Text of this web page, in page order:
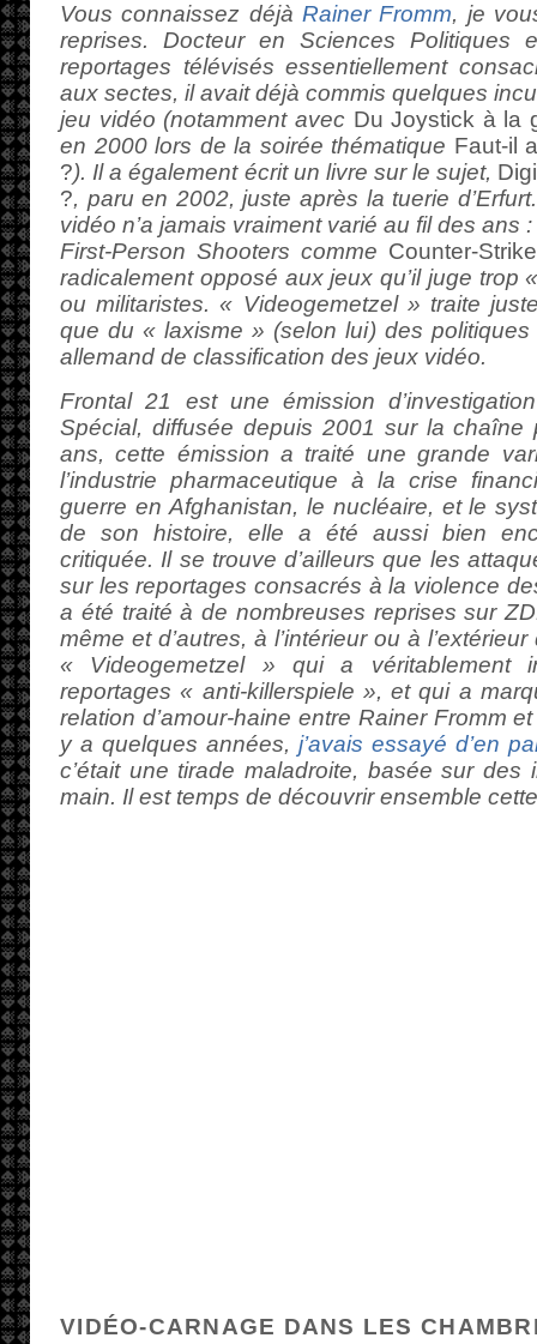
Vous connaissez déjàRainer Fromm, je
reprises. Docteur en Sciences Politiques
reportages télévisés essentiellement
aux sectes, il avait déjà commis quelques
jeu vidéo (notamment avec Du Joystick à la
en 2000 lors de la soirée thématique Faut-il
?). Il a également écrit un livre sur le sujet,
?, paru en 2002, juste après la tuerie
vidéo n’a jamais vraiment varié au fil des ans
First-Person Shooters comme Counter-Strike
radicalement opposé aux jeux qu’il juge trop
ou militaristes. « Videogemetzel » traite
que du « laxisme » (selon lui) des politiques
allemand de classification des jeux vidéo.
Frontal 21 est une émission
Spécial, diffusée depuis 2001 sur la chaîne
ans, cette émission a traité une grande
l’industrie pharmaceutique à la crise
guerre en Afghanistan, le nucléaire, et le
de son histoire, elle a été aussi bien
critiquée. Il se trouve d’ailleurs que les
sur les reportages consacrés à la violence
a été traité à de nombreuses reprises sur
même et d’autres, à l’intérieur ou à
« Videogemetzel » qui a véritablement
reportages « anti-killerspiele », et qui a
relation d’amour-haine entre Rainer Fromm
y a quelques années, j’avais essayé d’en
c’était une tirade maladroite, basée sur des
main. Il est temps de découvrir ensemble
VIDÉO-CARNAGE DANS LES